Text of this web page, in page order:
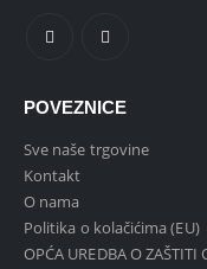
POVEZNICE
Sve naše trgovine
Kontakt
O nama
Politika o kolačićima (EU)
OPĆA UREDBA O